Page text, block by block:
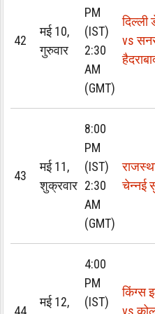
42
मई 10,
गुरुवार
PM
(IST)
2:30
AM
(GMT)
दिल्ली
vs
43
मई 11,
शुक्रवार
8:00
PM
(IST)
2:30
AM
(GMT)
चेन्नई
44
मई 12,
4:00
PM
(IST)
किंग्स
vs